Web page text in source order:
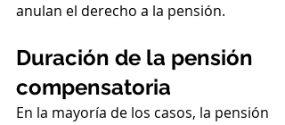
anulan el derecho a la pensión.
Duración de la pensión
compensatoria
En la mayoría de los casos, la pensión